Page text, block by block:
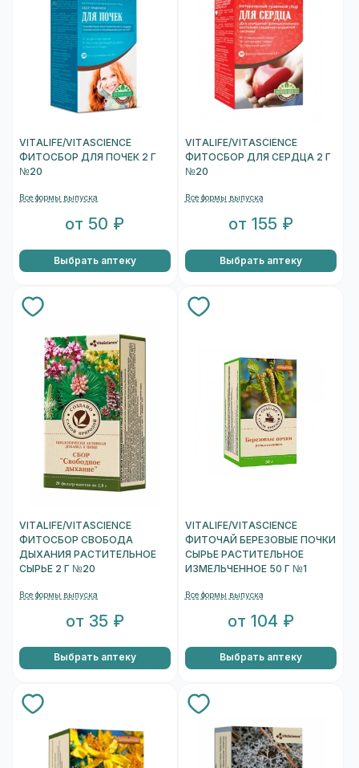
VITALIFE/VITASCIENCE
ФИТОСБОР ДЛЯ ПОЧЕК 2 Г
№20
Все формы выпуска
от 50 ₽
Выбрать аптеку
VITALIFE/VITASCIENCE
ФИТОСБОР ДЛЯ СЕРДЦА 2 Г
№20
Все формы выпуска
от 155 ₽
Выбрать аптеку
VITALIFE/VITASCIENCE
ФИТОСБОР СВОБОДА
ДЫХАНИЯ РАСТИТЕЛЬНОЕ
СЫРЬЕ 2 Г №20
Все формы выпуска
от 35 ₽
Выбрать аптеку
VITALIFE/VITASCIENCE
ФИТОЧАЙ БЕРЕЗОВЫЕ ПОЧКИ
СЫРЬЕ РАСТИТЕЛЬНОЕ
ИЗМЕЛЬЧЕННОЕ 50 Г №1
Все формы выпуска
от 104 ₽
Выбрать аптеку